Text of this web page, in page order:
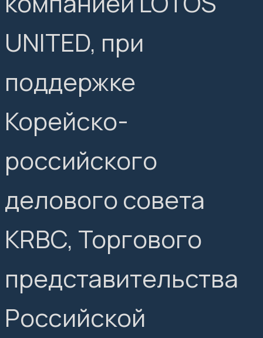
UNITED, при
поддержке
Корейско-
российского
делового совета
KRBC, Торгового
представительства
Российской